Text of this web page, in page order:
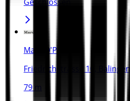
Marc O'Polo
Friedrichstrasse 10, Balingen
79 m